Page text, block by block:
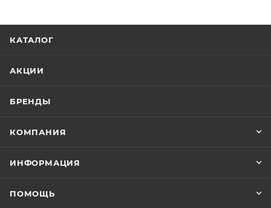
окончательными. После оформления заказа
заказ был получен.
Конечная цена будет отображена в высланном
Фактом подтверждения покупки будет считаться
КАТАЛОГ
АКЦИИ
БРЕНДЫ
КОМПАНИЯ
ИНФОРМАЦИЯ
ПОМОЩЬ